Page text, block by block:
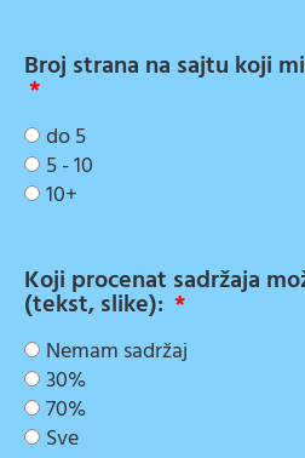
Broj strana na sajtu koji
do 5
5 - 10
10+
Koji procenat sadržaja
(tekst, slike):
Nemam sadržaj
30%
70%
Sve